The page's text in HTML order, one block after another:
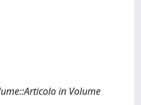
in Volume